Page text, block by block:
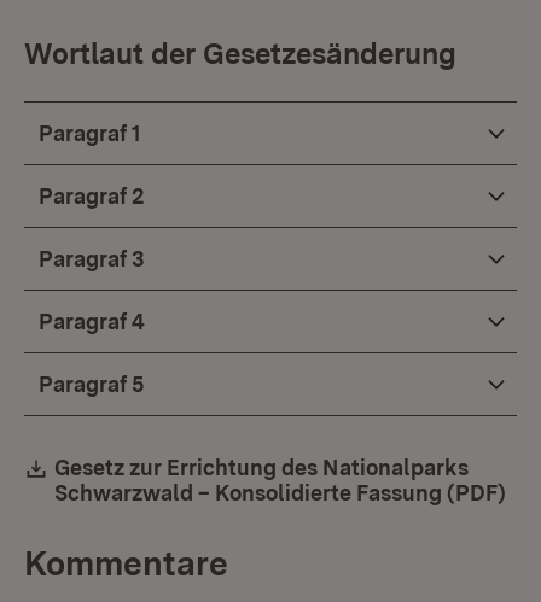
Wortlaut der Gesetzesänderung
Paragraf 1
Paragraf 2
Paragraf 3
Paragraf 4
Paragraf 5
Download:
Gesetz zur Errichtung des Nationalparks
Schwarzwald – Konsolidierte Fassung (PDF)
Kommentare